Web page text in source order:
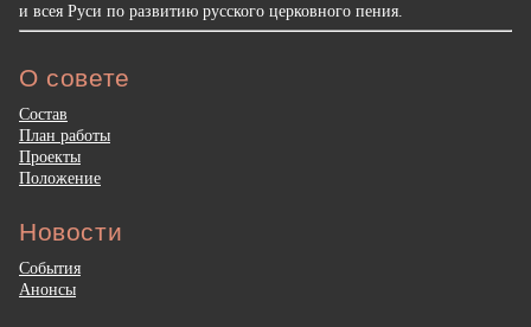
и всея Руси по развитию русского церковного пения.
О совете
Состав
План работы
Проекты
Положение
Новости
События
Анонсы